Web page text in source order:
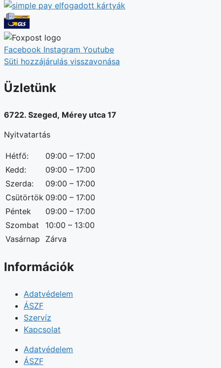
Facebook Instagram Youtube
Süti hozzájárulás visszavonása
Üzletünk
6722. Szeged, Mérey utca 17
Nyitvatartás
Hétfő:
09:00 – 17:00
Kedd:
09:00 – 17:00
Szerda:
09:00 – 17:00
Csütörtök 09:00 – 17:00
Péntek
09:00 – 17:00
Szombat
10:00 – 13:00
Vasárnap
Zárva
Információk
Adatvédelem
ÁSZF
Szervíz
Kapcsolat
Adatvédelem
ÁSZF